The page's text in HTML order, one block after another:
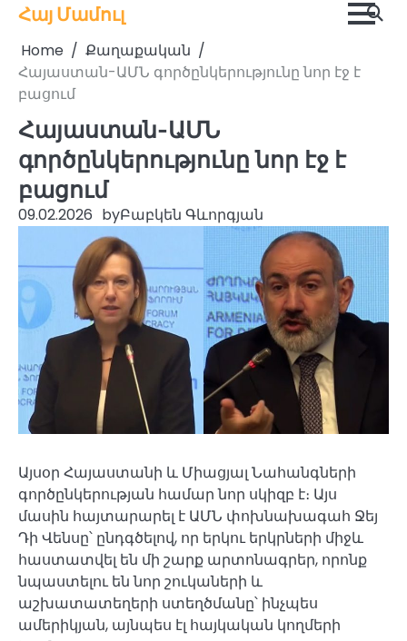
Skip
content
Հայ Մամուլ
Home
Քաղաքական
Հայաստան-ԱՄՆ գործընկերությունը նոր էջ է
բացում
Հայաստան-ԱՄՆ
գործընկերությունը նոր էջ է
բացում
09.02.2026 byԲաբկեն Գևորգյան
Այսօր Հայաստանի և Միացյալ Նահանգների
գործընկերության համար նոր սկիզբ է։ Այս
մասին հայտարարել է ԱՄՆ փոխնախագահ Ջեյ
Դի Վենսը՝ ընդգծելով, որ երկու երկրների միջև
հաստատվել են մի շարք արտոնագրեր, որոնք
նպաստելու են նոր շուկաների և
աշխատատեղերի ստեղծմանը՝ ինչպես
ամերիկյան, այնպես էլ հայկական կողմերի